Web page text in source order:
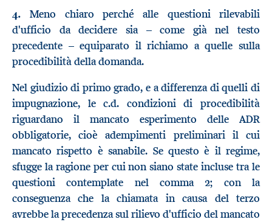
4. Meno chiaro perché alle questioni rilevabili
d'ufficio da decidere sia – come già nel testo
precedente – equiparato il richiamo a quelle sulla
procedibilità della domanda.
Nel giudizio di primo grado, e a differenza di quelli di
impugnazione, le c.d. condizioni di procedibilità
riguardano il mancato esperimento delle ADR
obbligatorie, cioè adempimenti preliminari il cui
mancato rispetto è sanabile. Se questo è il regime,
sfugge la ragione per cui non siano state incluse tra le
questioni contemplate nel comma 2; con la
conseguenza che la chiamata in causa del terzo
avrebbe la precedenza sul rilievo d'ufficio del mancato